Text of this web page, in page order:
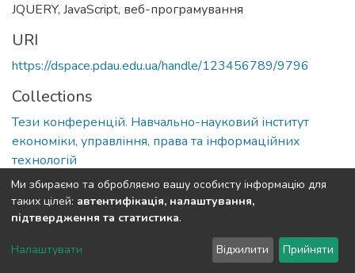
JQUERY, JavaScript, веб-програмування
URI
https://dspace.pdau.edu.ua/handle/123456789/9796
Collections
Тези конференцій. Навчально-науковий інститут
економіки, управління, права та інформаційних
технологій
Full item page
DSpace software copyright © 2002-2026 LYRASIS
Send Feedback
Ми збираємо та обробляємо вашу особисту інформацію для
таких цілей: автентифікація, налаштування,
підтвердження та статистика.
Налаштувати Відхилити Прийняти